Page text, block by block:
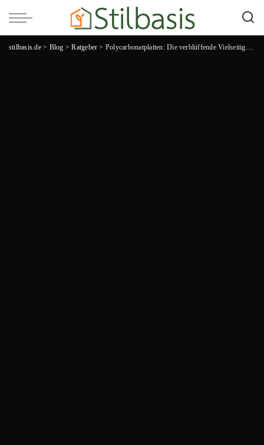
stilbasis.de> Blog >Ratgeber > Polycarbonatplatten: Die verblüffende Vielseitigkeit und Robustheit des Wundermaterials